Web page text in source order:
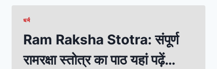
धर्म
Ram Raksha Stotra: संपूर्ण
रामरक्षा स्तोत्र का पाठ यहां पढ़ें…